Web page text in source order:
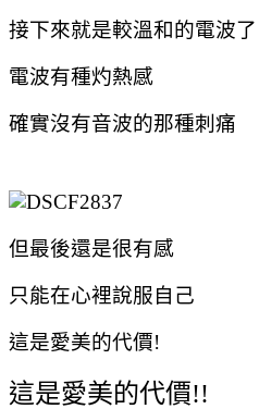
接下來就是較溫和的電波了
電波有種灼熱感
確實沒有音波的那種刺痛
但最後還是很有感
只能在心裡說服自己
這是愛美的代價!
這是愛美的代價!!